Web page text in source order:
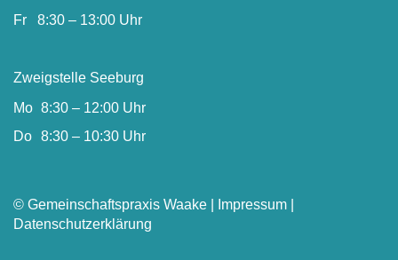
Fr
8:30 – 13:00 Uhr
Zweigstelle Seeburg
Mo 8:30 – 12:00 Uhr
Do 8:30 – 10:30 Uhr
© Gemeinschaftspraxis Waake | Impressum
Datenschutzerklärung